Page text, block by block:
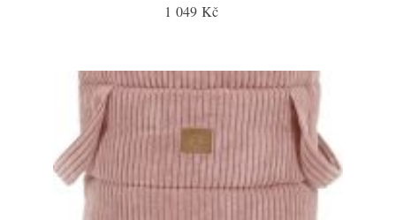
1 049 Kč